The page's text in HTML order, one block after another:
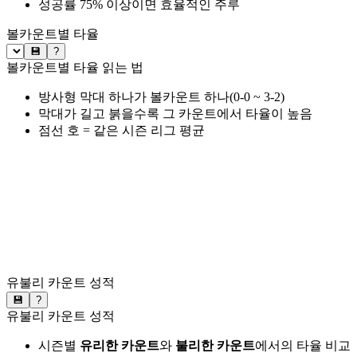
성공률 75% 이상이면 효율적인 주루
볼카운트별 타율
💾 ?
볼카운트별 타율 읽는 법
방사형 막대 하나가 볼카운트 하나(0-0 ~ 3-2)
막대가 길고 붉을수록 그 카운트에서 타율이 높음
점선 호 = 같은 시즌 리그 평균
유불리 카운트 성적
💾 ?
유불리 카운트 성적
시즌별 유리한 카운트와 불리한 카운트에서의 타율 비교